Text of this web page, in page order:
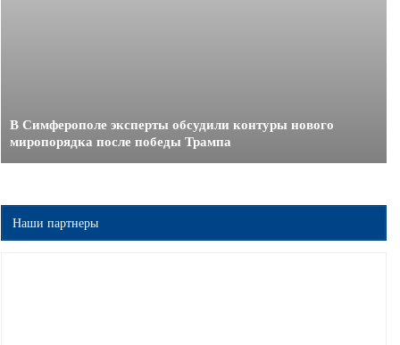
В Симферополе эксперты обсудили контуры нового
миропорядка после победы Трампа
Наши партнеры